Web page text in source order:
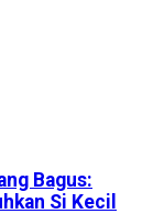
Bagus:
Si Kecil